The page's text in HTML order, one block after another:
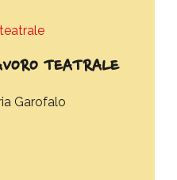
TEATRALE
Garofalo